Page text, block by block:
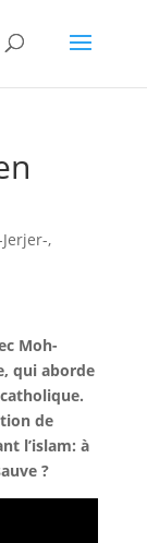
,
Moh-
qui aborde
de
l’islam: à
?